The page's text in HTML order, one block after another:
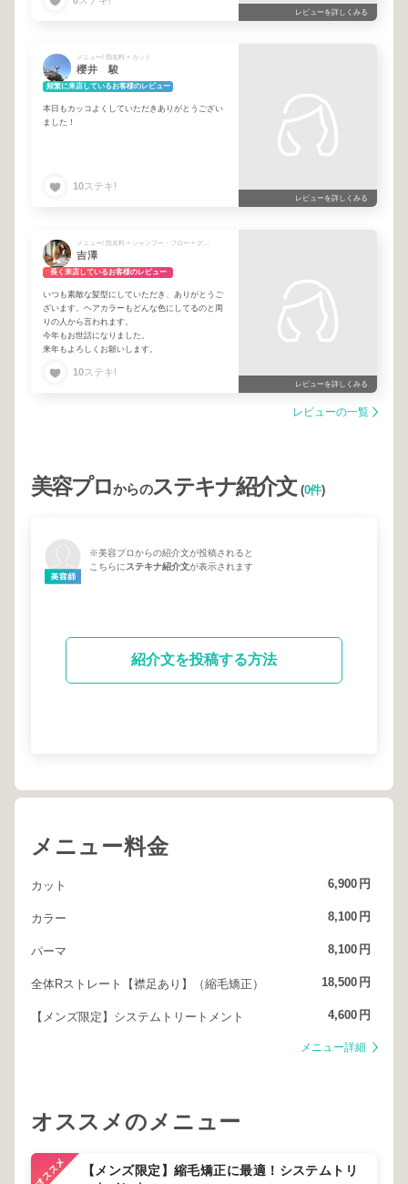
レビューを詳しくみる
メニュー/ 指名料 + カット
櫻井 駿
頻繁に来店しているお客様のレビュー
本日もカッコよくしていただきありがとうござい
ました！
10ステキ!
レビューを詳しくみる
吉澤
長く来店しているお客様のレビュー
いつも素敵な髪型にしていただき、ありがとうご
ざいます。ヘアカラーもどんな色にしてるのと周
りの人から言われます。
今年もお世話になりました。
来年もよろしくお願いします。
10ステキ!
レビューを詳しくみる
レビューの一覧
美容プロからのステキナ紹介文(0件)
※美容プロからの紹介文が投稿されると
こちらにステキナ紹介文が表示されます
紹介文を投稿する方法
メニュー料金
カット 6,900 円
カラー 8,100 円
パーマ 8,100 円
全体Rストレート【襟足あり】（縮毛矯正） 18,500 円
【メンズ限定】システムトリートメント 4,600 円
メニュー詳細
オススメのメニュー
【メンズ限定】縮毛矯正に最適！システムトリ